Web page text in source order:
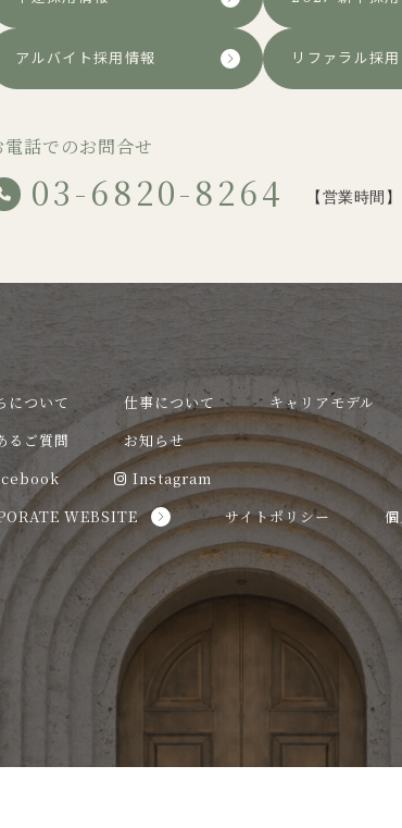
アルバイト採用情報 リファラル採用
電話でのお問合せ
03-6820-8264 【営業時間
について 仕事について キャリアモデル
るご質問
お知らせ
Instagram
WEBSITE
サイトポリシー